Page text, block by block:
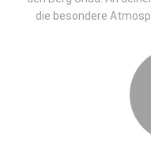
die besondere